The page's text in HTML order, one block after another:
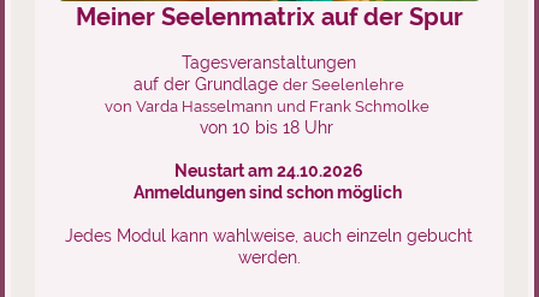
Meiner Seelenmatrix auf der Spur
Tagesveranstaltungen
auf der Grundlageder Seelenlehre
von Varda Hasselmann und Frank Schmolke
von 10 bis 18 Uhr
Neustart am 24.10.2026
Anmeldungen sind schon möglich
Jedes Modul kann wahlweise, auch einzeln gebucht
werden.